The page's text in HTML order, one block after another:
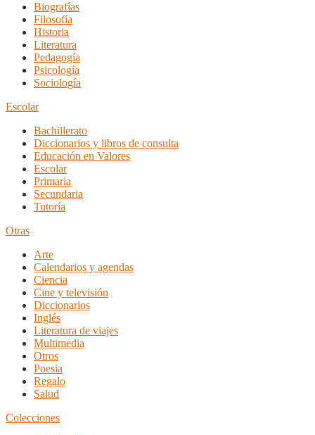
Biografías
Filosofía
Historia
Literatura
Pedagogía
Psicología
Sociología
Escolar
Bachillerato
Diccionarios y libros de consulta
Educación en Valores
Escolar
Primaria
Secundaria
Tutoría
Otras
Arte
Calendarios y agendas
Ciencia
Cine y televisión
Diccionarios
Inglés
Literatura de viajes
Multimedia
Otros
Poesia
Regalo
Salud
Colecciones